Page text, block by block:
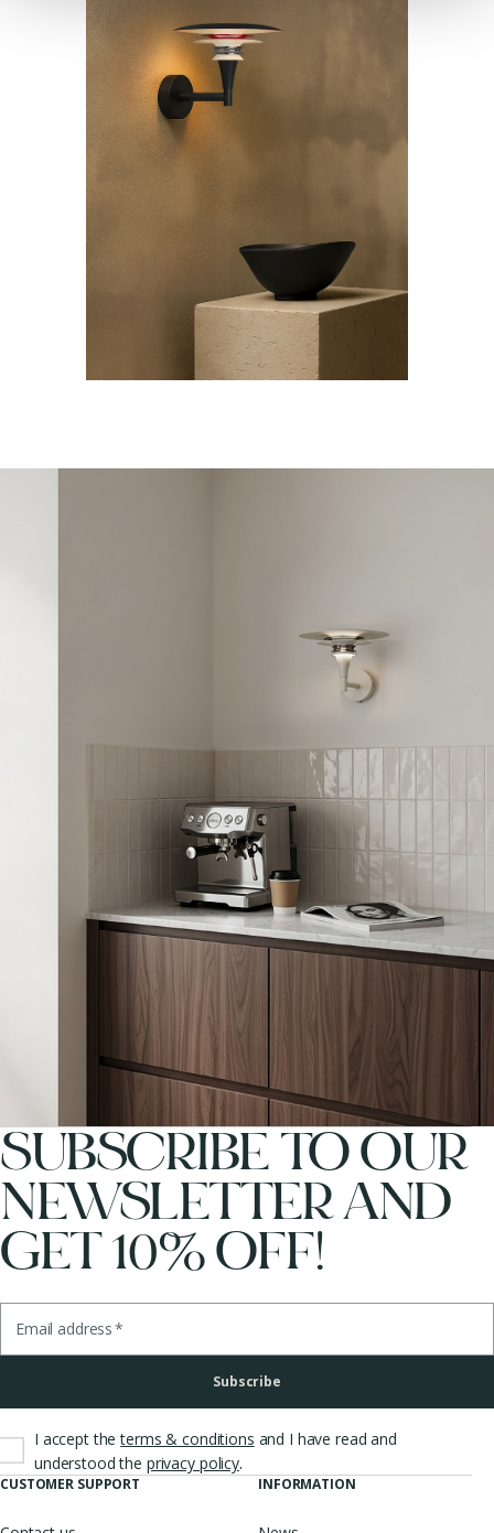
SUBSCRIBE TO OUR
NEWSLETTER AND
GET 10% OFF!
Email address*
Subscribe
I accept the terms & conditions and I have read and
understood the privacy policy.
CUSTOMER SUPPORT INFORMATION